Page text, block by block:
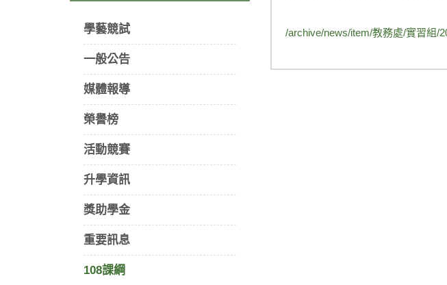
學藝競試
一般公告
媒體報導
榮譽榜
活動競賽
升學資訊
獎助學金
重要訊息
108課綱
/archive/news/item/教務處/實習組/